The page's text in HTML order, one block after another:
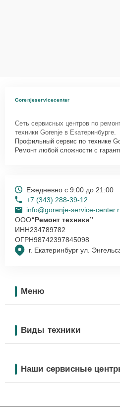
Gorenjeservicecenter
Сеть сервисных центров по
техники Gorenje в Екатеринбурге.
Профильный сервис по технике
Ремонт любой сложности с
г. Екатеринбург ул.
Ежедневно с 9:00 до 21:00
+7 (343) 288-39-12
info@gorenje-service-
ООО“Ремонт техники”
ИНН234789782
ОГРН98742397845098
Меню
Виды техники
Наши сервисные